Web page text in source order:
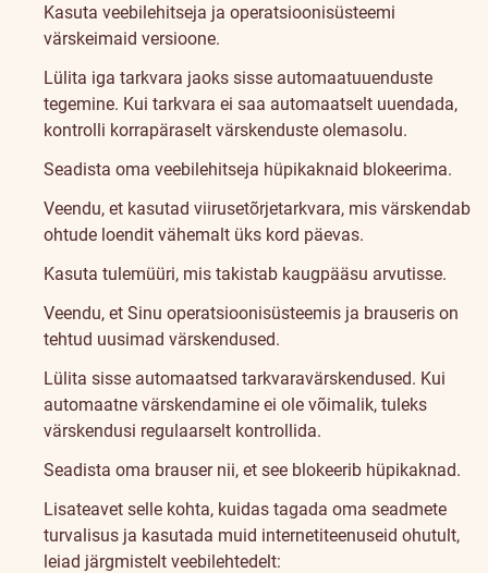
Kasuta veebilehitseja ja operatsioonisüsteemi
värskeimaid versioone.
Lülita iga tarkvara jaoks sisse automaatuuenduste
tegemine. Kui tarkvara ei saa automaatselt uuendada,
kontrolli korrapäraselt värskenduste olemasolu.
Seadista oma veebilehitseja hüpikaknaid blokeerima.
Veendu, et kasutad viirusetõrjetarkvara, mis värskendab
ohtude loendit vähemalt üks kord päevas.
Kasuta tulemüüri, mis takistab kaugpääsu arvutisse.
Veendu, et Sinu operatsioonisüsteemis ja brauseris on
tehtud uusimad värskendused.
Lülita sisse automaatsed tarkvaravärskendused. Kui
automaatne värskendamine ei ole võimalik, tuleks
värskendusi regulaarselt kontrollida.
Seadista oma brauser nii, et see blokeerib hüpikaknad.
Lisateavet selle kohta, kuidas tagada oma seadmete
turvalisus ja kasutada muid internetiteenuseid ohutult,
leiad järgmistelt veebilehtedelt: